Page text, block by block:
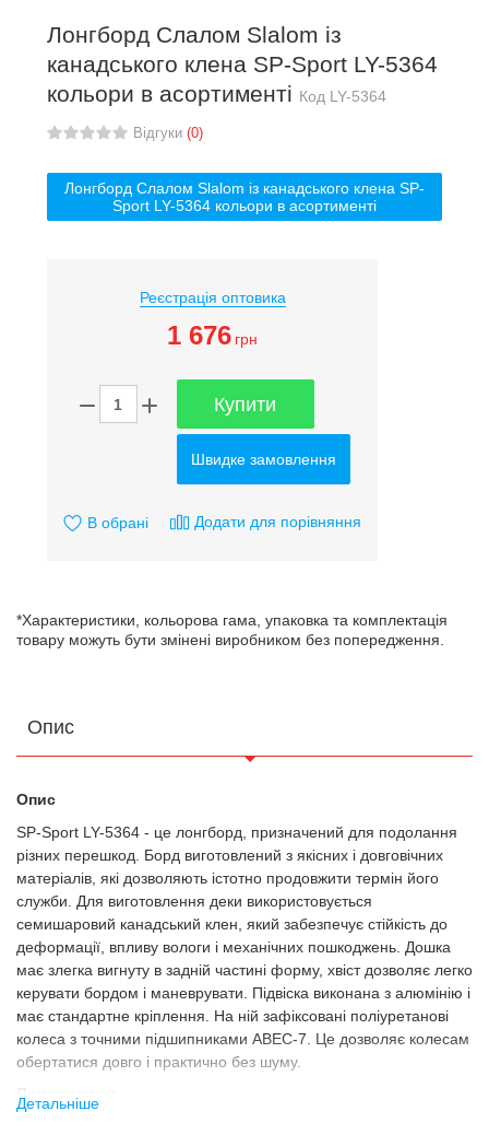
Лонгборд Слалом Slalom із
канадського клена SP-Sport LY-5364
кольори в асортименті Код LY-5364
Відгуки (0)
Лонгборд Слалом Slalom із канадського клена SP-
Sport LY-5364 кольори в асортименті
Реєстрація оптовика
1 676 грн
Купити
Швидке замовлення
В обрані Додати для порівняння
*Характеристики, кольорова гама, упаковка та комплектація
товару можуть бути змінені виробником без попередження.
Опис
Опис
SP-Sport LY-5364 - це лонгборд, призначений для подолання
різних перешкод. Борд виготовлений з якісних і довговічних
матеріалів, які дозволяють істотно продовжити термін його
служби. Для виготовлення деки використовується
семишаровий канадський клен, який забезпечує стійкість до
деформації, впливу вологи і механічних пошкоджень. Дошка
має злегка вигнуту в задній частині форму, хвіст дозволяє легко
керувати бордом і маневрувати. Підвіска виконана з алюмінію і
має стандартне кріплення. На ній зафіксовані поліуретанові
колеса з точними підшипниками АВЕС-7. Це дозволяє колесам
обертатися довго і практично без шуму.
Детальніше